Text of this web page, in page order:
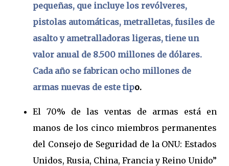
pequeñas, que incluye los revólveres,
pistolas automáticas, metralletas, fusiles de
asalto y ametralladoras ligeras, tiene un
valor anual de 8.500 millones de dólares.
Cada año se fabrican ocho millones de
armas nuevas de este tipo.
El 70% de las ventas de armas está en
manos de los cinco miembros permanentes
del Consejo de Seguridad de la ONU: Estados
Unidos, Rusia, China, Francia y Reino Unido”